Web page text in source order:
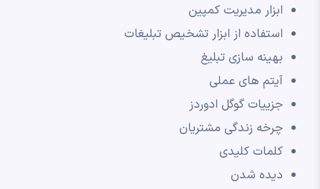
ابزار مدیریت کمپین
استفاده از ابزار تشخیص تبلیغات
بهینه سازی تبلیغ
آیتم های عملی
جزییات گوگل ادوردز
چرخه زندگی مشتریان
کلمات کلیدی
دیده شدن